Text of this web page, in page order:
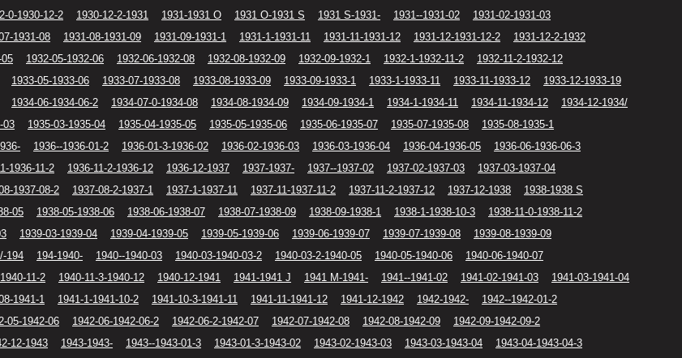
0-1930-12-2 1930-12-2-1931 1931-1931 O 1931 O-1931 S 1931 S-1931- 1931--1931-02
1931-02-1931-03
1931-08 1931-08-1931-09 1931-09-1931-1 1931-1-1931-11 1931-11-1931-12 1931-12-1931-12-2
1931-12-2-1932
1932-05-1932-06 1932-06-1932-08 1932-08-1932-09 1932-09-1932-1 1932-1-1932-11-2
1932-11-2-1932-12
1933-05-1933-06 1933-07-1933-08 1933-08-1933-09 1933-09-1933-1 1933-1-1933-11 1933-11-1933-12
1933-12-1933-19
1934-06-1934-06-2 1934-07-0-1934-08 1934-08-1934-09 1934-09-1934-1 1934-1-1934-11 1934-11-1934-12
1934-12-1934/
03 1935-03-1935-04 1935-04-1935-05 1935-05-1935-06 1935-06-1935-07 1935-07-1935-08
1935-08-1935-1
1936--1936-01-2 1936-01-3-1936-02 1936-02-1936-03 1936-03-1936-04 1936-04-1936-05
1936-06-1936-06-3
1936-11-2 1936-11-2-1936-12 1936-12-1937 1937-1937- 1937--1937-02 1937-02-1937-03
1937-03-1937-04
1937-08-2 1937-08-2-1937-1 1937-1-1937-11 1937-11-1937-11-2 1937-11-2-1937-12 1937-12-1938
1938-1938 S
05 1938-05-1938-06 1938-06-1938-07 1938-07-1938-09 1938-09-1938-1 1938-1-1938-10-3
1938-11-0-1938-11-2
1939-03-1939-04 1939-04-1939-05 1939-05-1939-06 1939-06-1939-07 1939-07-1939-08
1939-08-1939-09
194 194-1940- 1940--1940-03 1940-03-1940-03-2 1940-03-2-1940-05 1940-05-1940-06
1940-06-1940-07
11-2 1940-11-3-1940-12 1940-12-1941 1941-1941 J 1941 M-1941- 1941--1941-02 1941-02-1941-03
1941-03-1941-04
1941-1 1941-1-1941-10-2 1941-10-3-1941-11 1941-11-1941-12 1941-12-1942 1942-1942-
1942--1942-01-2
05-1942-06 1942-06-1942-06-2 1942-06-2-1942-07 1942-07-1942-08 1942-08-1942-09
1942-09-1942-09-2
12-1943 1943-1943- 1943--1943-01-3 1943-01-3-1943-02 1943-02-1943-03 1943-03-1943-04
1943-04-1943-04-3